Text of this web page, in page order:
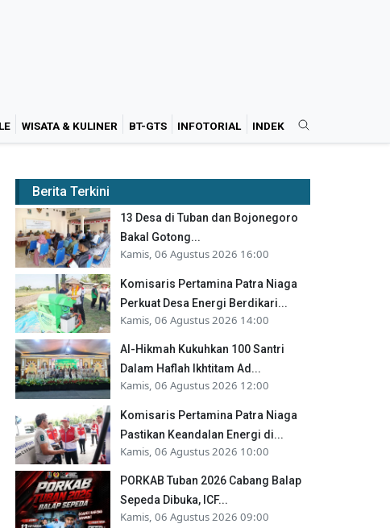
WISATA & KULINER BT-GTS INFOTORIAL INDEK
Berita Terkini
13 Desa di Tuban dan Bojonegoro
Bakal Gotong...
Kamis, 06 Agustus 2026 16:00
Komisaris Pertamina Patra Niaga
Perkuat Desa Energi Berdikari...
Kamis, 06 Agustus 2026 14:00
Al-Hikmah Kukuhkan 100 Santri
Dalam Haflah Ikhtitam Ad...
Kamis, 06 Agustus 2026 12:00
Komisaris Pertamina Patra Niaga
Pastikan Keandalan Energi di...
Kamis, 06 Agustus 2026 10:00
PORKAB Tuban 2026 Cabang Balap
Sepeda Dibuka, ICF...
Kamis, 06 Agustus 2026 09:00